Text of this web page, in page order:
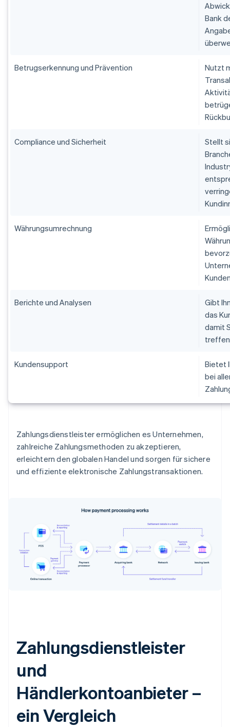
Bank
Betrugserkennung und Prävention
Nutzt
Compliance und Sicherheit
Stellt
Währungsumrechnung
Berichte und Analysen
Gibt
das
damit
Kundensupport
Bietet
bei
Zahlungsdienstleister ermöglichen es Unternehmen,
zahlreiche Zahlungsmethoden zu akzeptieren,
erleichtern den globalen Handel und sorgen für sichere
und effiziente elektronische Zahlungstransaktionen.
Zahlungsdienstleister
und
Händlerkontoanbieter –
ein Vergleich